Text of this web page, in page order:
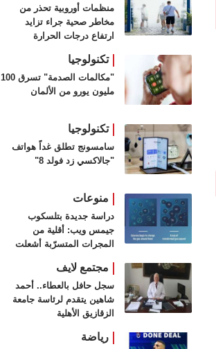
منظمات أوروبية تحذر من
مخاطر صحية جراء تزايد
ارتفاع درجات الحرارة
تكنولوجيا
"مكالمات الصدمة" تسرق 100
مليون يورو من الألمان
تكنولوجيا
سامسونج تطلق غداً هواتف
"جالاكسي زد فولد 8"
منوعات
دراسة جديدة بتلسكوب
جيمس ويب: أقلية من
المجرات المتسرّبة أشعلت
مجتمع لايف
سجل حافل بالعطاء.. أحمد
شاهين يتقدم لرئاسة جامعة
الزقازيق الأهلية
رياضة